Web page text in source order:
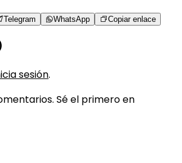
Telegram WhatsApp Copiar enlace
sesión.
Sé el primero en